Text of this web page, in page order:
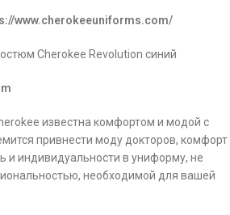
www.cherokeeuniforms.com/
Cherokee Revolution синий
известна комфортом и модой с
привнести моду докторов, комфорт
и индивидуальности в униформу, не
необходимой для вашей